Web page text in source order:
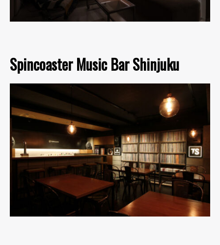
Spincoaster Music Bar Shinjuku